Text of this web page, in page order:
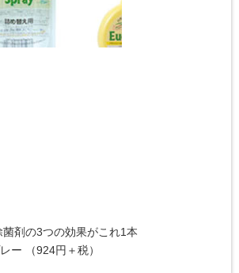
剤の3つの効果がこれ1本
ー （924円＋税）